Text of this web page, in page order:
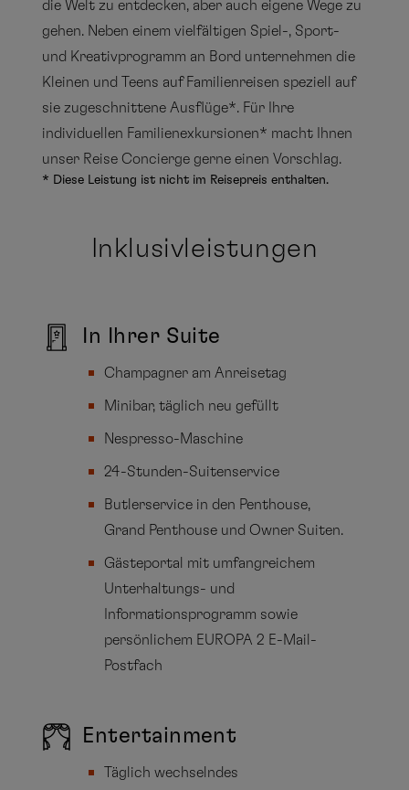
die Welt zu entdecken, aber auch eigene Wege zu
gehen. Neben einem vielfältigen Spiel-, Sport-
und Kreativprogramm an Bord unternehmen die
Kleinen und Teens auf Familienreisen speziell auf
sie zugeschnittene Ausflüge*. Für Ihre
individuellen Familienexkursionen* macht Ihnen
unser Reise Concierge gerne einen Vorschlag.
* Diese Leistung ist nicht im Reisepreis enthalten.
Inklusivleistungen
In Ihrer Suite
Champagner am Anreisetag
Minibar, täglich neu gefüllt
Nespresso-Maschine
24-Stunden-Suitenservice
Butlerservice in den Penthouse,
Grand Penthouse und Owner Suiten.
Gästeportal mit umfangreichem
Unterhaltungs- und
Informationsprogramm sowie
persönlichem EUROPA 2 E-Mail-
Postfach
Entertainment
Täglich wechselndes